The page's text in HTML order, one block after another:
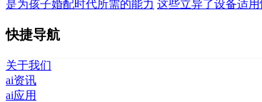
是为孩子婚配时代所需的能力 这些立异了设备适用
快捷导航
关于我们
ai资讯
ai应用